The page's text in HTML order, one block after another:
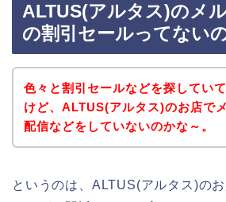
ALTUS(アルタス)のメ
の割引セールってない
色々と割引セールなどを探してい
けど、ALTUS(アルタス)のお店で
配信などをしていないのかな～。
というのは、ALTUS(アルタス)の